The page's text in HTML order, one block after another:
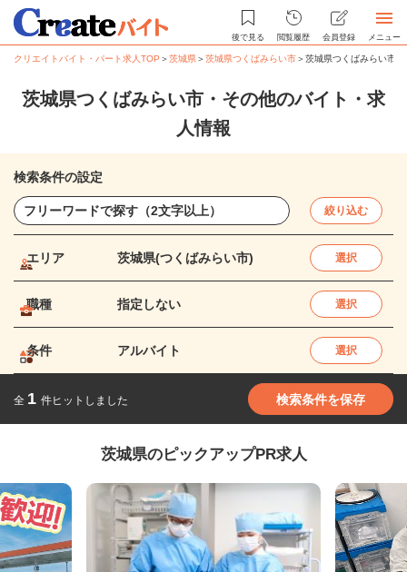
後で見る 閲覧履歴 会員登録 メニュー
クリエイトバイト・パート求人TOP ＞茨城県＞茨城県つくばみらい市＞茨城県つくばみらい市
茨城県つくばみらい市・その他のバイト・求
人情報
検索条件の設定
絞り込む
エリア 茨城県(つくばみらい市) 選択
職種 指定しない 選択
条件 アルバイト 選択
全 1 件ヒットしました 検索条件を保存
茨城県のピックアップPR求人